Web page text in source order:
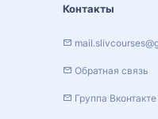
Контакты
Обратная связь
Группа Вконтакте